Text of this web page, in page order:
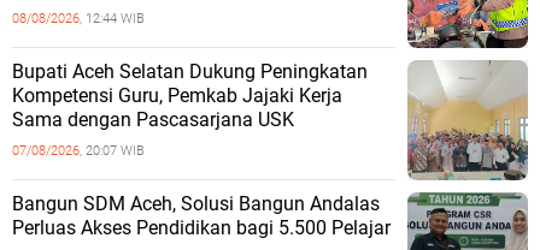
08/08/2026, 12:44 WIB
Bupati Aceh Selatan Dukung Peningkatan
Kompetensi Guru, Pemkab Jajaki Kerja
Sama dengan Pascasarjana USK
07/08/2026, 20:07 WIB
‎Bangun SDM Aceh, Solusi Bangun Andalas
Perluas Akses Pendidikan bagi 5.500 Pelajar ‎